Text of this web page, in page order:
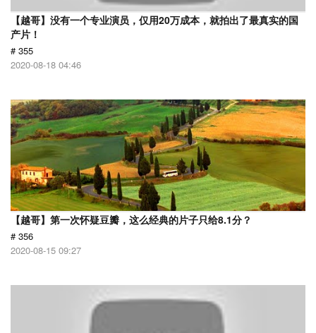
【越哥】没有一个专业演员，仅用20万成本，就拍出了最真实的国
产片！
# 355
2020-08-18 04:46
【越哥】第一次怀疑豆瓣，这么经典的片子只给8.1分？
# 356
2020-08-15 09:27